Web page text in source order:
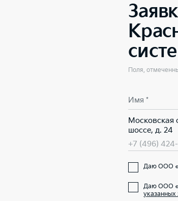
Поля,
Имя *
Московская
шоссе, д. 24
+7 (496)
Даю ООО
Даю ООО
указанных